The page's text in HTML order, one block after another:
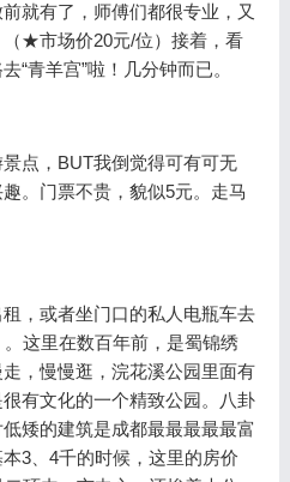
就有了，师傅们都很专业，又
★市场价20元/位）接着，看
“青羊宫”啦！几分钟而已。
点，BUT我倒觉得可有可无
。门票不贵，貌似5元。走马
，或者坐门口的私人电瓶车去
这里在数百年前，是蜀锦绣
，慢慢逛，浣花溪公园里面有
有文化的一个精致公园。八卦
矮的建筑是成都最最最最最富
3、4千的时候，这里的房价